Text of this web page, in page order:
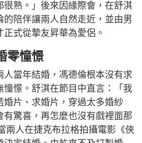
很熟。」後來因緣際會，在舒淇
的陪伴讓兩人自然走近，並由男
式從摯友昇華為愛侶。
零憧憬
人當年結婚，馮德倫根本沒有求
憧憬。舒淇在節目中直言：「我
婚片、求婚片，穿過太多婚紗
有驚喜，再怎麼也沒有戲裡面那
兩人在捷克布拉格拍攝電影《俠